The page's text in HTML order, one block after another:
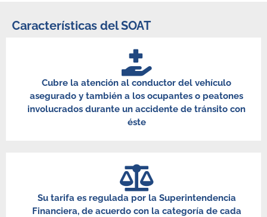
Características del SOAT
Cubre la atención al conductor del vehículo
asegurado y también a los ocupantes o peatones
involucrados durante un accidente de tránsito con
éste
Su tarifa es regulada por la Superintendencia
Financiera, de acuerdo con la categoría de cada